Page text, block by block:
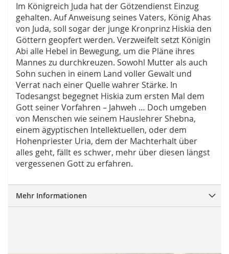
Im Königreich Juda hat der Götzendienst Einzug
gehalten. Auf Anweisung seines Vaters, König Ahas
von Juda, soll sogar der junge Kronprinz Hiskia den
Göttern geopfert werden. Verzweifelt setzt Königin
Abi alle Hebel in Bewegung, um die Pläne ihres
Mannes zu durchkreuzen. Sowohl Mutter als auch
Sohn suchen in einem Land voller Gewalt und
Verrat nach einer Quelle wahrer Stärke. In
Todesangst begegnet Hiskia zum ersten Mal dem
Gott seiner Vorfahren – Jahweh … Doch umgeben
von Menschen wie seinem Hauslehrer Shebna,
einem ägyptischen Intellektuellen, oder dem
Hohenpriester Uria, dem der Machterhalt über
alles geht, fällt es schwer, mehr über diesen längst
vergessenen Gott zu erfahren.
Mehr Informationen